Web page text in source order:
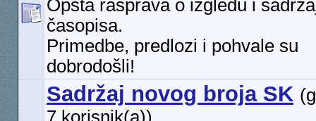
Opšta rasprava o izgledu i
časopisa.
Primedbe, predlozi i pohvale su
dobrodošli!
Sadržaj novog broja SK
7 korisnik(a))